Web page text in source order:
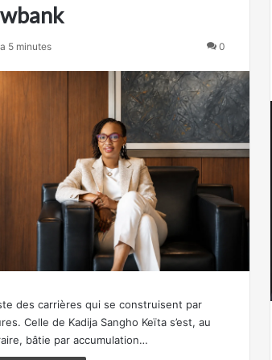
5 minutes 0
des carrières qui se construisent par
Celle de Kadija Sangho Keïta s’est, au
bâtie par accumulation…